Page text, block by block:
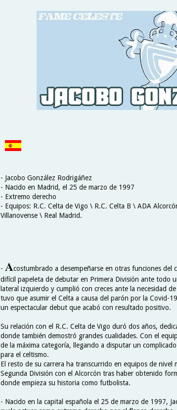
- Jacobo González Rodrigáñez
- Nacido en Madrid, el 25 de marzo de 1997
- Extremo derecho
- Equipos: R.C. Celta de Vigo \ R.C. Celta B \ ADA
Villanovense \ Real Madrid.
- Acostumbrado a desempeñarse en otras funciones del
difícil papeleta de debutar en Primera División ante todo
lateral izquierdo y cumplió con creces ante la necesidad
tuvo que asumir el Celta a causa del parón por la Covid-
un espectacular debut que acabó con resultado positivo.
Su relación con el R.C. Celta de Vigo duró dos años,
donde también demostró grandes cualidades. Con el
de la máxima categoría, llegando a disputar un
para el celtismo.
El resto de su carrera ha transcurrido en equipos de
Segunda División con el Alcorcón tras haber obtenido
donde empieza su historia como futbolista.
- Nacido en la capital española el 25 de marzo de 1997,